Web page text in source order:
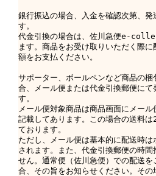
銀行振込の場合、入金を確認次第、発
す。
代金引換の場合は、佐川急便e-
ます。商品をお受け取りいただく際に
額をお支払ください。
サポーター、ボールペンなど商品の梱
合、メール便または代金引換郵便にて
す。
メール便対象商品は商品画面にメール
記載してあります。この場合の送料は
ております。
ただし、メール便は基本的に配送時は
されます。また、代金引換郵便の時間
せん。通常便（佐川急便）での配送を
合、その旨をお知らせください。その